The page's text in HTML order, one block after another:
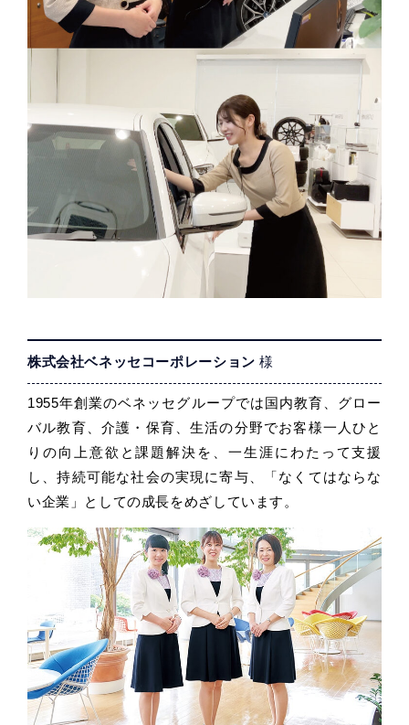
株式会社ベネッセコーポレーション 様
1955年創業のベネッセグループでは国内教育、グロー
バル教育、介護・保育、生活の分野でお客様一人ひと
りの向上意欲と課題解決を、一生涯にわたって支援
し、持続可能な社会の実現に寄与、「なくてはならな
い企業」としての成長をめざしています。